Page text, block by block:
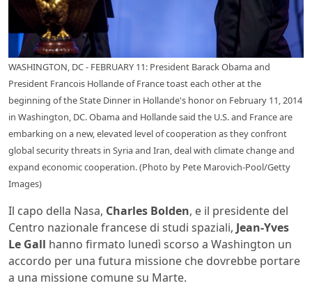
WASHINGTON, DC - FEBRUARY 11: President Barack Obama and
President Francois Hollande of France toast each other at the
beginning of the State Dinner in Hollande's honor on February 11, 2014
in Washington, DC. Obama and Hollande said the U.S. and France are
embarking on a new, elevated level of cooperation as they confront
global security threats in Syria and Iran, deal with climate change and
expand economic cooperation. (Photo by Pete Marovich-Pool/Getty
Images)
Il capo della Nasa, Charles Bolden, e il presidente del
Centro nazionale francese di studi spaziali, Jean-Yves
Le Gall hanno firmato lunedì scorso a Washington un
accordo per una futura missione che dovrebbe portare
a una missione comune su Marte.